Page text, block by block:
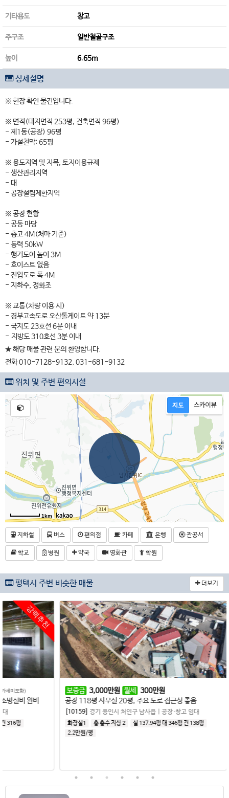
기타용도 창고
주구조 일반철골구조
높이 6.65m
상세설명
※ 현장 확인 물건입니다.
※ 면적(대지면적 253평, 건축면적 96평)
- 제1동(공장) 96평
- 가설천막: 65평
※ 용도지역 및 지목, 토지이용규제
- 생산관리지역
- 대
- 공장설립제한지역
※ 공장 현황
- 공동 마당
- 층고 4M(처마 기준)
- 동력 50kW
- 행거도어 높이 3M
- 호이스트 없음
- 진입도로 폭 4M
- 지하수, 정화조
※ 교통(차량 이용 시)
- 경부고속도로 오산톨게이트 약 13분
- 국지도 23호선 6분 이내
- 지방도 310호선 3분 이내
★ 해당 매물 관련 문의 환영합니다.
전화 010-7128-9132, 031-681-9132
위치 및 주변 편의시설
1km
지하철 버스 편의점 카페 은행 관공서
학교 병원 약국 영화관 학원
더보기
평택시 주변 비슷한 매물
추천
비
3,000만원 월세 300 만원
공장 118평 사무실 20평, 주요 도로 접근성 좋음
경기 용인시 처인구 남사읍|공장·창고 임대
총 층수 지상 2 실 137.94평대 346평건 138평